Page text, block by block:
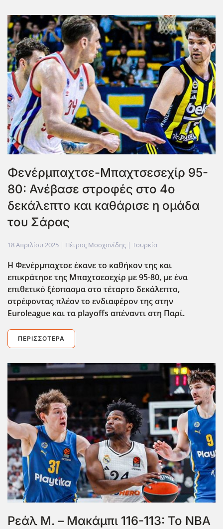
Φενέρμπαχτσε-Μπαχτσεσεχίρ 95-
80: Ανέβασε στροφές στο 4ο
δεκάλεπτο και καθάρισε η ομάδα
του Σάρας
18 Απριλίου 2025 | Πέτρος Μοσχονίδης | Τουρκία
Η Φενέρμπαχτσε έκανε το καθήκον της και
επικράτησε της Μπαχτσεσεχίρ με 95-80, με ένα
επιθετικό ξέσπασμα στο τέταρτο δεκάλεπτο,
στρέφοντας πλέον το ενδιαφέρον της στην
Euroleague και τα playoffs απέναντι στη Παρί.
ΠΕΡΙΣΣΌΤΕΡΑ
Ρεάλ Μ. – Μακάμπι 116-113: Το ΝΒΑ